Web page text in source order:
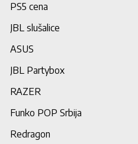
PS5 cena
JBL slušalice
ASUS
JBL Partybox
RAZER
Funko POP Srbija
Redragon